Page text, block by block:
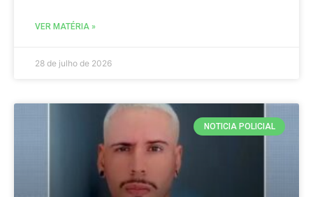
VER MATÉRIA »
28 de julho de 2026
NOTICIA POLICIAL